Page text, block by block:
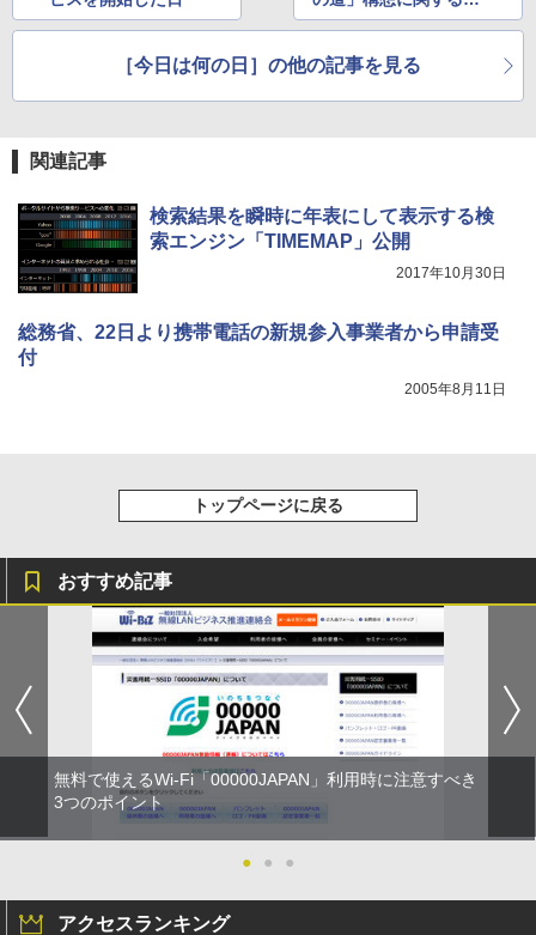
者会見を開催した日
［今日は何の日］の他の記事を見る
関連記事
検索結果を瞬時に年表にして表示する検
索エンジン「TIMEMAP」公開
2017年10月30日
総務省、22日より携帯電話の新規参入事業者から申請受
付
2005年8月11日
トップページに戻る
おすすめ記事
無料で使えるWi-Fi「00000JAPAN」利用時に注意すべき
3つのポイント
● ● ●
アクセスランキング